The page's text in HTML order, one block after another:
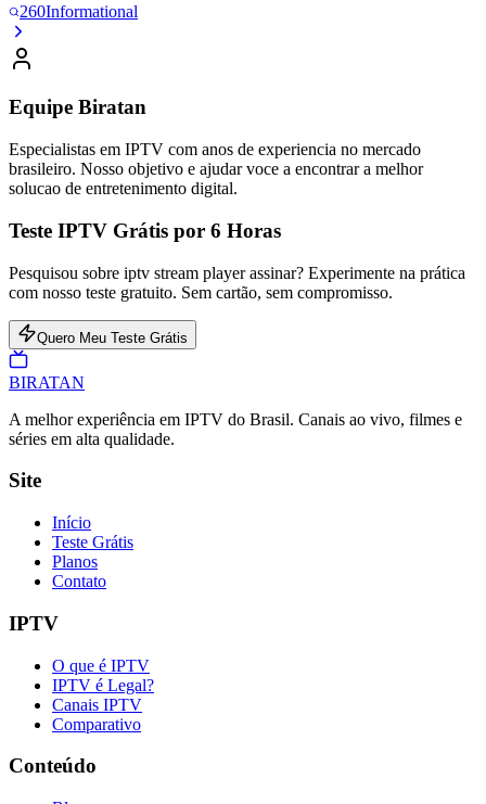
260Informational
Equipe Biratan
Especialistas em IPTV com anos de experiencia no mercado
brasileiro. Nosso objetivo e ajudar voce a encontrar a melhor
solucao de entretenimento digital.
Teste IPTV Grátis por 6 Horas
Pesquisou sobre iptv stream player assinar? Experimente na prática
com nosso teste gratuito. Sem cartão, sem compromisso.
Quero Meu Teste Grátis
BIRATAN
A melhor experiência em IPTV do Brasil. Canais ao vivo, filmes e
séries em alta qualidade.
Site
Início
Teste Grátis
Planos
Contato
IPTV
O que é IPTV
IPTV é Legal?
Canais IPTV
Comparativo
Conteúdo